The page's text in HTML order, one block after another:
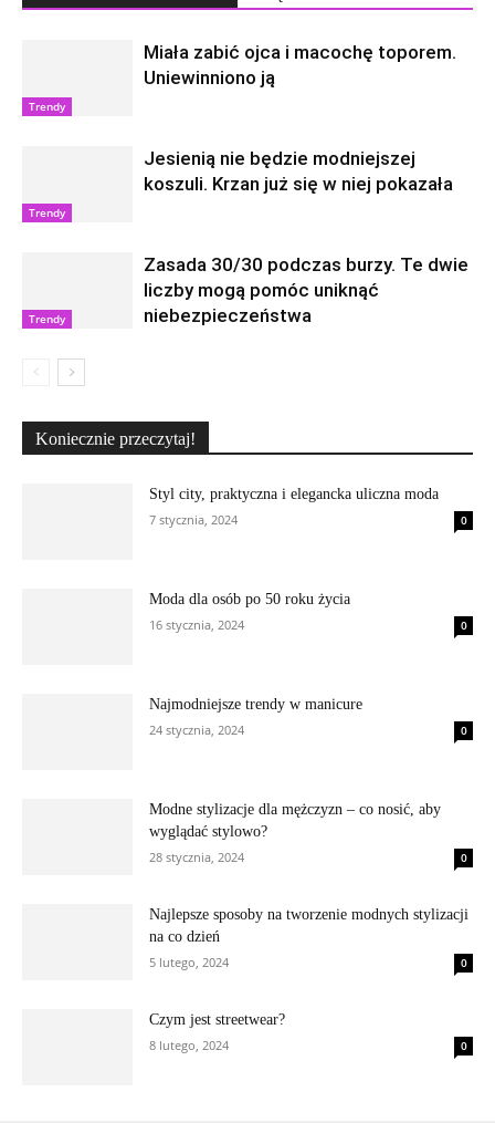
Trendy
Miała zabić ojca i macochę toporem.
Uniewinniono ją
Trendy
Jesienią nie będzie modniejszej
koszuli. Krzan już się w niej pokazała
Trendy
Zasada 30/30 podczas burzy. Te dwie
liczby mogą pomóc uniknąć
niebezpieczeństwa
Koniecznie przeczytaj!
Styl city, praktyczna i elegancka uliczna moda
7 stycznia, 2024
0
Moda dla osób po 50 roku życia
16 stycznia, 2024
0
Najmodniejsze trendy w manicure
24 stycznia, 2024
0
Modne stylizacje dla mężczyzn – co nosić, aby
wyglądać stylowo?
28 stycznia, 2024
0
Najlepsze sposoby na tworzenie modnych stylizacji
na co dzień
5 lutego, 2024
0
Czym jest streetwear?
8 lutego, 2024
0